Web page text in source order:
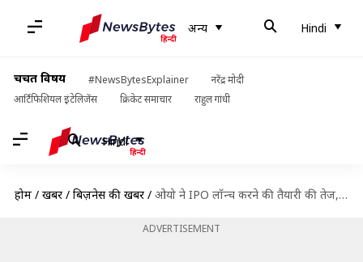
अन्य Hindi
चर्चित विषय #NewsBytesExplainer
नरेंद्र मोदी
आर्टिफिशियल इंटेलिजेंस
क्रिकेट समाचार राहुल गांधी
Hindi
होम / खबरें / बिज़नेस की खबरें / ओयो ने IPO लॉन्च करने की तैयारी की तेज, उधार चुकाने में मिलेगी राहत
ADVERTISEMENT